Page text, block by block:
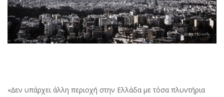
«∆εν υπάρχει άλλη περιοχή στην Ελλάδα µε τόσα πλυντήρια